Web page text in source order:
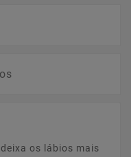
os lábios mais